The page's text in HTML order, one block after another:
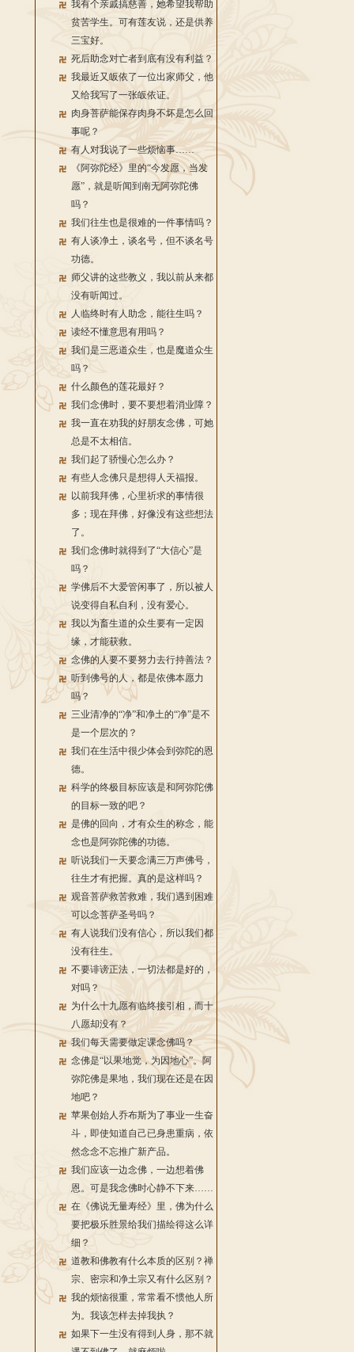
我有个亲戚搞慈善，她希望我帮助
贫苦学生。可有莲友说，还是供养
三宝好。
死后助念对亡者到底有没有利益？
我最近又皈依了一位出家师父，他
又给我写了一张皈依证。
肉身菩萨能保存肉身不坏是怎么回
事呢？
有人对我说了一些烦恼事……
《阿弥陀经》里的“今发愿，当发
愿”，就是听闻到南无阿弥陀佛
吗？
我们往生也是很难的一件事情吗？
有人谈净土，谈名号，但不谈名号
功德。
师父讲的这些教义，我以前从来都
没有听闻过。
人临终时有人助念，能往生吗？
读经不懂意思有用吗？
我们是三恶道众生，也是魔道众生
吗？
什么颜色的莲花最好？
我们念佛时，要不要想着消业障？
我一直在劝我的好朋友念佛，可她
总是不太相信。
我们起了骄慢心怎么办？
有些人念佛只是想得人天福报。
以前我拜佛，心里祈求的事情很
多；现在拜佛，好像没有这些想法
了。
我们念佛时就得到了“大信心”是
吗？
学佛后不大爱管闲事了，所以被人
说变得自私自利，没有爱心。
我以为畜生道的众生要有一定因
缘，才能获救。
念佛的人要不要努力去行持善法？
听到佛号的人，都是依佛本愿力
吗？
三业清净的“净”和净土的“净”是不
是一个层次的？
我们在生活中很少体会到弥陀的恩
德。
科学的终极目标应该是和阿弥陀佛
的目标一致的吧？
是佛的回向，才有众生的称念，能
念也是阿弥陀佛的功德。
听说我们一天要念满三万声佛号，
往生才有把握。真的是这样吗？
观音菩萨救苦救难，我们遇到困难
可以念菩萨圣号吗？
有人说我们没有信心，所以我们都
没有往生。
不要诽谤正法，一切法都是好的，
对吗？
为什么十九愿有临终接引相，而十
八愿却没有？
我们每天需要做定课念佛吗？
念佛是“以果地觉，为因地心”。阿
弥陀佛是果地，我们现在还是在因
地吧？
苹果创始人乔布斯为了事业一生奋
斗，即使知道自己已身患重病，依
然念念不忘推广新产品。
我们应该一边念佛，一边想着佛
恩。可是我念佛时心静不下来……
在《佛说无量寿经》里，佛为什么
要把极乐胜景给我们描绘得这么详
细？
道教和佛教有什么本质的区别？禅
宗、密宗和净土宗又有什么区别？
我的烦恼很重，常常看不惯他人所
为。我该怎样去掉我执？
如果下一生没有得到人身，那不就